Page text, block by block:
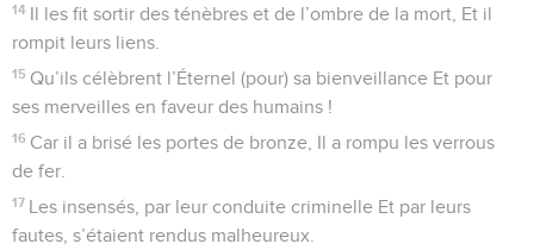
14 Il les fit sortir des ténèbres et de l’ombre de la mort, Et il
rompit leurs liens.
15 Qu’ils célèbrent l’Éternel (pour) sa bienveillance Et pour
ses merveilles en faveur des humains !
16 Car il a brisé les portes de bronze, Il a rompu les verrous
de fer.
17 Les insensés, par leur conduite criminelle Et par leurs
fautes, s’étaient rendus malheureux.